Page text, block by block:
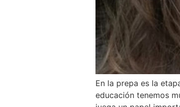
En la prepa es la
educación tenemos